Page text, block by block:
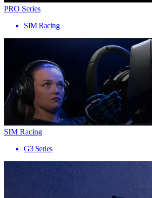
PRO Series
SIM Racing
SIM Racing
G3 Series